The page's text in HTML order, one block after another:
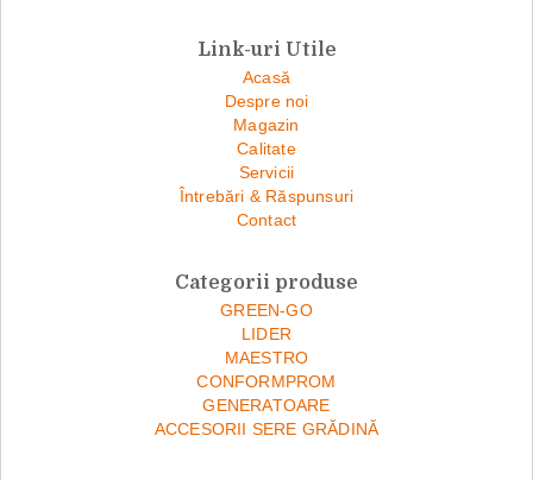
Link-uri Utile
Acasă
Despre noi
Magazin
Calitate
Servicii
Întrebări & Răspunsuri
Contact
Categorii produse
GREEN-GO
LIDER
MAESTRO
CONFORMPROM
GENERATOARE
ACCESORII SERE GRĂDINĂ